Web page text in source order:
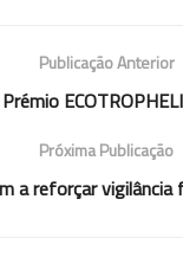
Publicação Anterior
Próxima Publicação
a reforçar vigilância